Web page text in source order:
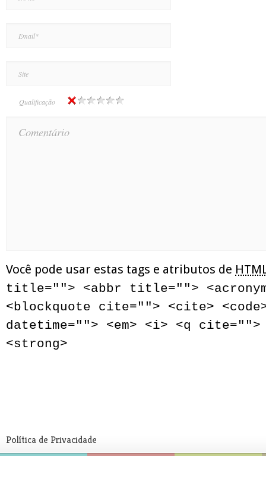
Qualificação
Você pode usar estas tags e atributos de
title=""> <abbr title="">
<blockquote cite=""> <cite>
datetime=""> <em> <i> <q
<strong>
Política de Privacidade